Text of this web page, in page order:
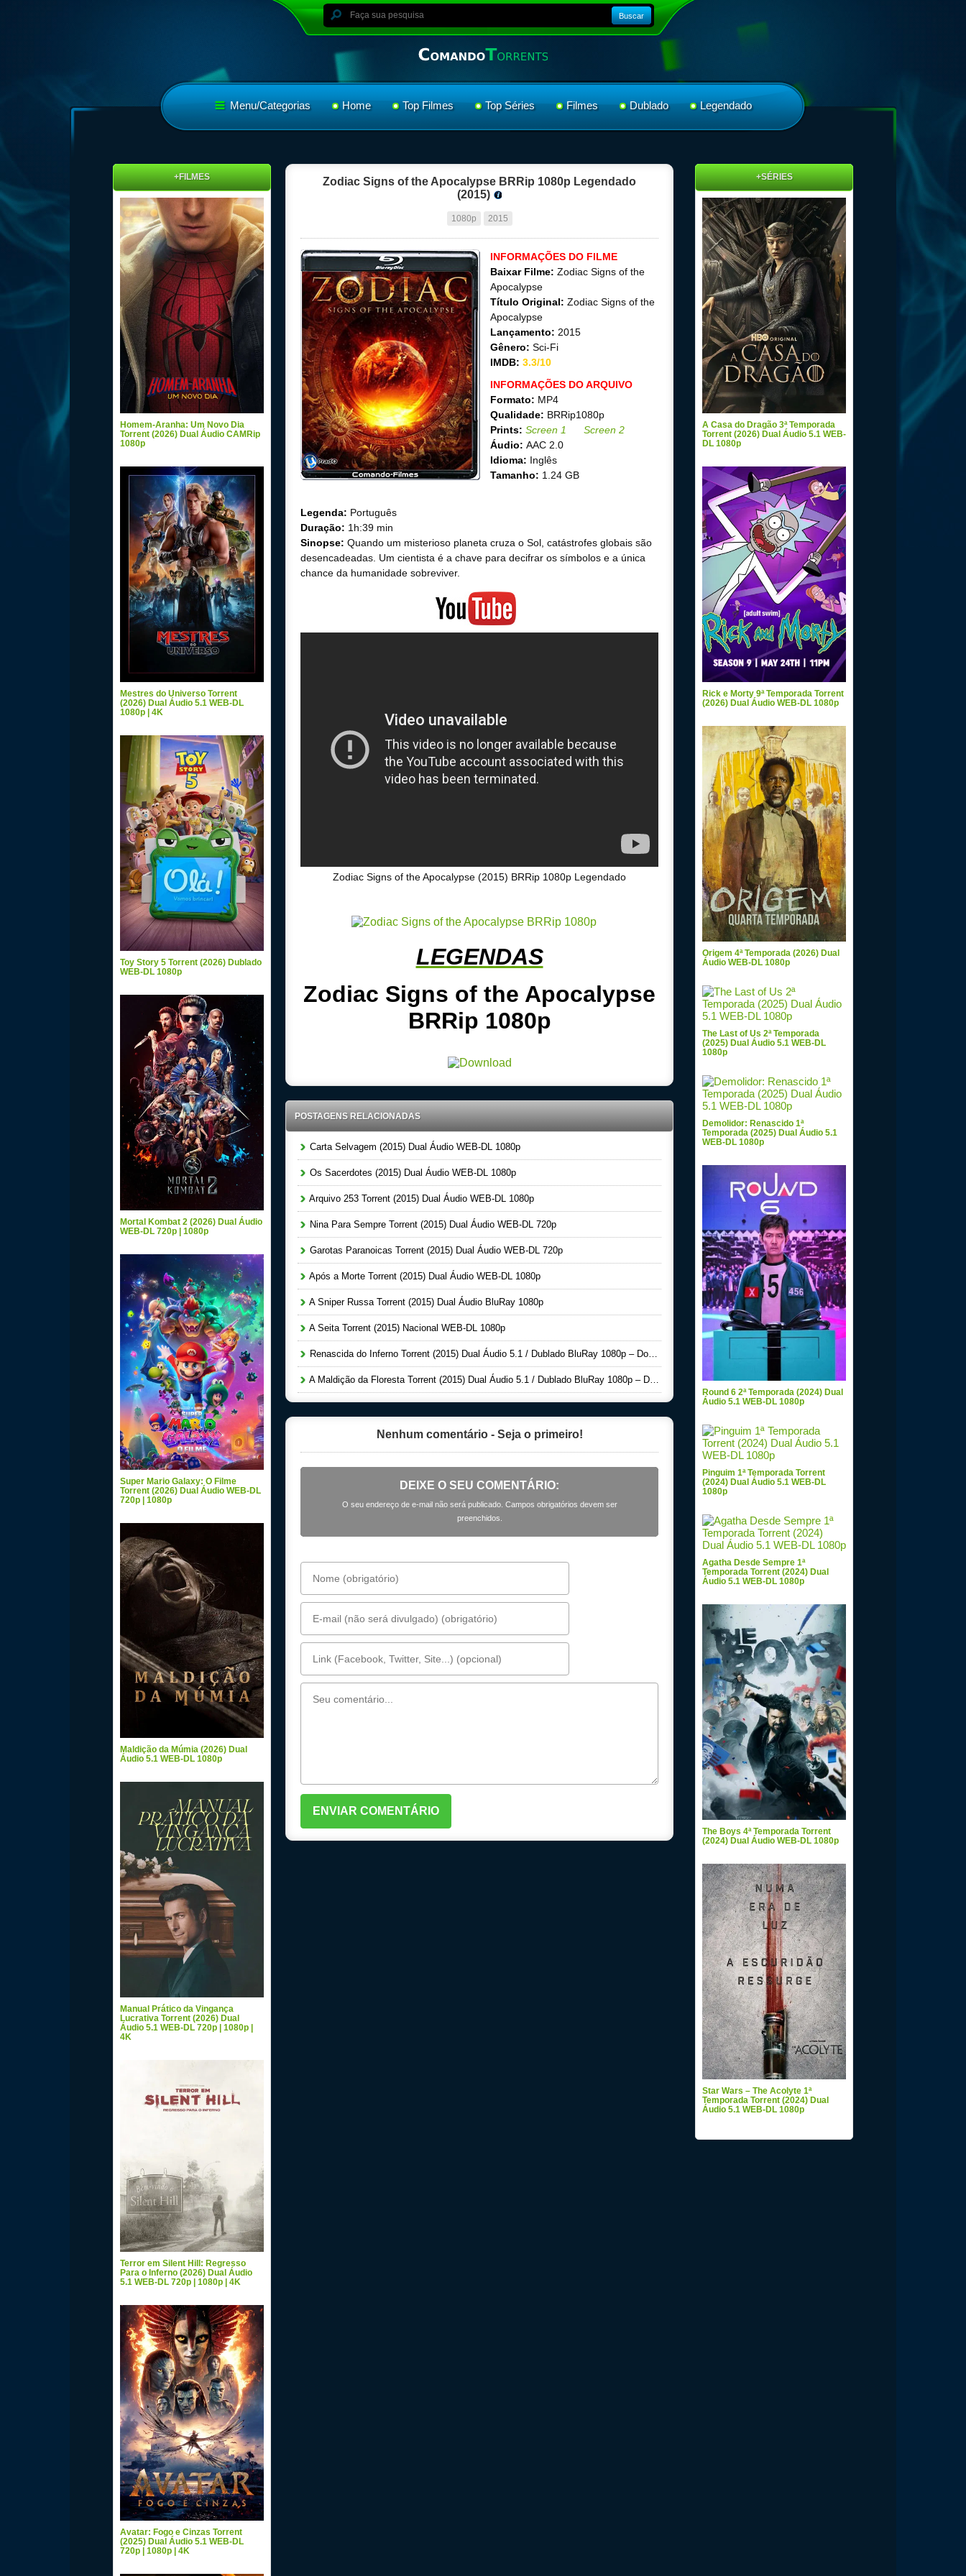
Buscar
Menu/Categorias Home Top Filmes Top Séries Filmes Dublado Legendado
Zodiac Signs of the Apocalypse BRRip 1080p Legendado
(2015)
1080p 2015
INFORMAÇÕES DO FILME
Baixar Filme: Zodiac Signs of the
Apocalypse
Título Original: Zodiac Signs of the
Apocalypse
Lançamento: 2015
Gênero: Sci-Fi
IMDB: 3.3/10
INFORMAÇÕES DO ARQUIVO
Formato: MP4
Qualidade: BRRip1080p
Prints: Screen 1
Screen 2
Áudio: AAC 2.0
Idioma: Inglês
Tamanho: 1.24 GB
Legenda: Português
Duração: 1h:39 min
Sinopse: Quando um misterioso planeta cruza o Sol, catástrofes globais são
desencadeadas. Um cientista é a chave para decifrar os símbolos e a única
chance da humanidade sobreviver.
Zodiac Signs of the Apocalypse (2015) BRRip 1080p Legendado
LEGENDAS
Zodiac Signs of the Apocalypse
BRRip 1080p
POSTAGENS RELACIONADAS
Carta Selvagem (2015) Dual Áudio WEB-DL 1080p
Os Sacerdotes (2015) Dual Áudio WEB-DL 1080p
Arquivo 253 Torrent (2015) Dual Áudio WEB-DL 1080p
Nina Para Sempre Torrent (2015) Dual Áudio WEB-DL 720p
Garotas Paranoicas Torrent (2015) Dual Áudio WEB-DL 720p
Após a Morte Torrent (2015) Dual Áudio WEB-DL 1080p
A Sniper Russa Torrent (2015) Dual Áudio BluRay 1080p
A Seita Torrent (2015) Nacional WEB-DL 1080p
Renascida do Inferno Torrent (2015) Dual Áudio 5.1 / Dublado BluRay 1080p – Download
A Maldição da Floresta Torrent (2015) Dual Áudio 5.1 / Dublado BluRay 1080p – Download
Nenhum comentário - Seja o primeiro!
DEIXE O SEU COMENTÁRIO:
O seu endereço de e-mail não será publicado. Campos obrigatórios devem ser
preenchidos.
+FILMES
Homem-Aranha: Um Novo Dia
Torrent (2026) Dual Áudio CAMRip
1080p
Mestres do Universo Torrent
(2026) Dual Áudio 5.1 WEB-DL
1080p | 4K
Toy Story 5 Torrent (2026) Dublado
WEB-DL 1080p
Mortal Kombat 2 (2026) Dual Áudio
WEB-DL 720p | 1080p
Super Mario Galaxy: O Filme
Torrent (2026) Dual Áudio WEB-DL
720p | 1080p
Maldição da Múmia (2026) Dual
Áudio 5.1 WEB-DL 1080p
Manual Prático da Vingança
Lucrativa Torrent (2026) Dual
Áudio 5.1 WEB-DL 720p | 1080p |
4K
Terror em Silent Hill: Regresso
Para o Inferno (2026) Dual Áudio
5.1 WEB-DL 720p | 1080p | 4K
Avatar: Fogo e Cinzas Torrent
(2025) Dual Áudio 5.1 WEB-DL
720p | 1080p | 4K
+SÉRIES
A Casa do Dragão 3ª Temporada
Torrent (2026) Dual Áudio 5.1 WEB-
DL 1080p
Rick e Morty 9ª Temporada Torrent
(2026) Dual Áudio WEB-DL 1080p
Origem 4ª Temporada (2026) Dual
Áudio WEB-DL 1080p
The Last of Us 2ª Temporada
(2025) Dual Áudio 5.1 WEB-DL
1080p
Demolidor: Renascido 1ª
Temporada (2025) Dual Áudio 5.1
WEB-DL 1080p
Round 6 2ª Temporada (2024) Dual
Áudio 5.1 WEB-DL 1080p
Pinguim 1ª Temporada Torrent
(2024) Dual Áudio 5.1 WEB-DL
1080p
Agatha Desde Sempre 1ª
Temporada Torrent (2024) Dual
Áudio 5.1 WEB-DL 1080p
The Boys 4ª Temporada Torrent
(2024) Dual Áudio WEB-DL 1080p
Star Wars – The Acolyte 1ª
Temporada Torrent (2024) Dual
Áudio 5.1 WEB-DL 1080p